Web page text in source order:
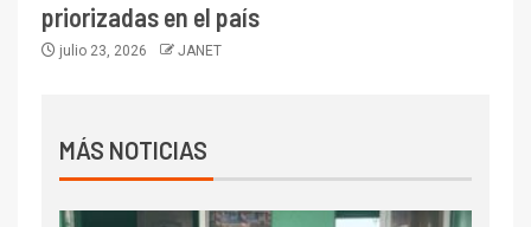
priorizadas en el país
julio 23, 2026 JANET
MÁS NOTICIAS